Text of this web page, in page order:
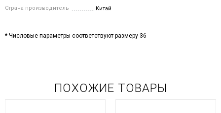
Страна производитель Китай
* Числовые параметры соответствуют размеру 36
ПОХОЖИЕ ТОВАРЫ